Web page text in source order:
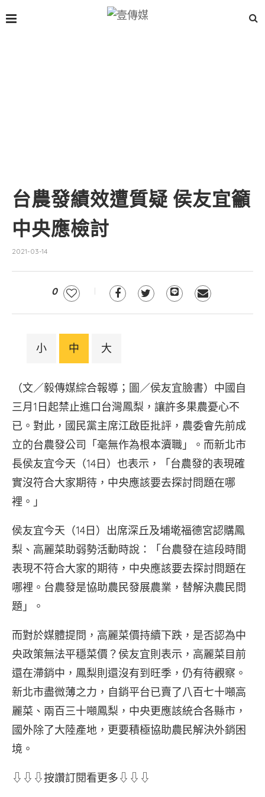
台農發績效遭質疑 侯友宜籲
中央應檢討
2021-03-14
0
小 中 大
（文／毅傳媒綜合報導；圖／侯友宜臉書）中國自
三月1日起禁止進口台灣鳳梨，讓許多果農憂心不
已。對此，國民黨主席江啟臣批評，農委會先前成
立的台農發公司「毫無作為根本瀆職」。而新北市
長侯友宜今天（14日）也表示，「台農發的表現確
實沒符合大家期待，中央應該要去探討問題在哪
裡。」
侯友宜今天（14日）出席深丘及埔墘福德宮認購鳳
梨、高麗菜助弱勢活動時說：「台農發在這段時間
表現不符合大家的期待，中央應該要去探討問題在
哪裡。台農發是協助農民發展農業，替解決農民問
題」。
而對於媒體提問，高麗菜價持續下跌，是否認為中
央政策無法平穩菜價？侯友宜則表示，高麗菜目前
還在滯銷中，鳳梨則還沒有到旺季，仍有待觀察。
新北市盡微薄之力，自銷平台已賣了八百七十噸高
麗菜、兩百三十噸鳳梨，中央更應該統合各縣市，
國外除了大陸產地，更要積極協助農民解決外銷困
境。
⇩⇩⇩按讚訂閱看更多⇩⇩⇩